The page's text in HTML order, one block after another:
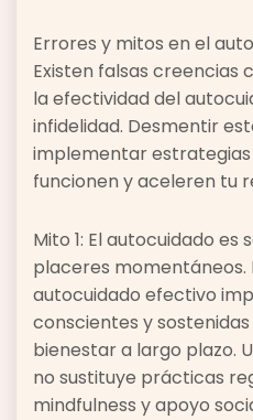
Errores y mitos en el
Existen falsas creencias
la efectividad del
infidelidad. Desmentir
implementar
funcionen y aceleren tu
Mito 1: El autocuidado
placeres momentáneos.
autocuidado efectivo
conscientes y
bienestar a largo plazo.
no sustituye prácticas
mindfulness y apoyo